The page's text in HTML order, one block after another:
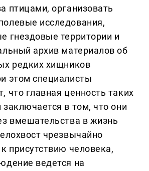
птицами, организовать
исследования,
гнездовые территории и
архив материалов об
редких хищников
этом специалисты
что главная ценность таких
заключается в том, что они
вмешательства в жизнь
чрезвычайно
присутствию человека,
ведется на